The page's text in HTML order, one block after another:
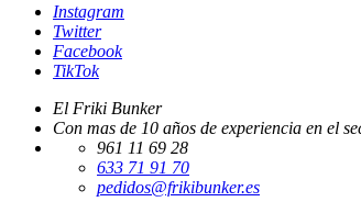
Instagram
Twitter
Facebook
TikTok
El Friki Bunker
Con mas de 10 años de experiencia en el
961 11 69 28
633 71 91 70
pedidos@frikibunker.es